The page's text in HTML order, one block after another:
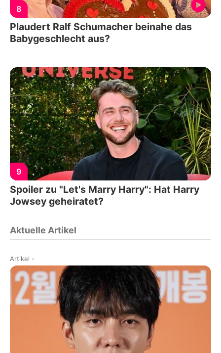
8
Plaudert Ralf Schumacher beinahe das
Babygeschlecht aus?
9
Spoiler zu "Let's Marry Harry": Hat Harry
Jowsey geheiratet?
Aktuelle Artikel
Artikel -